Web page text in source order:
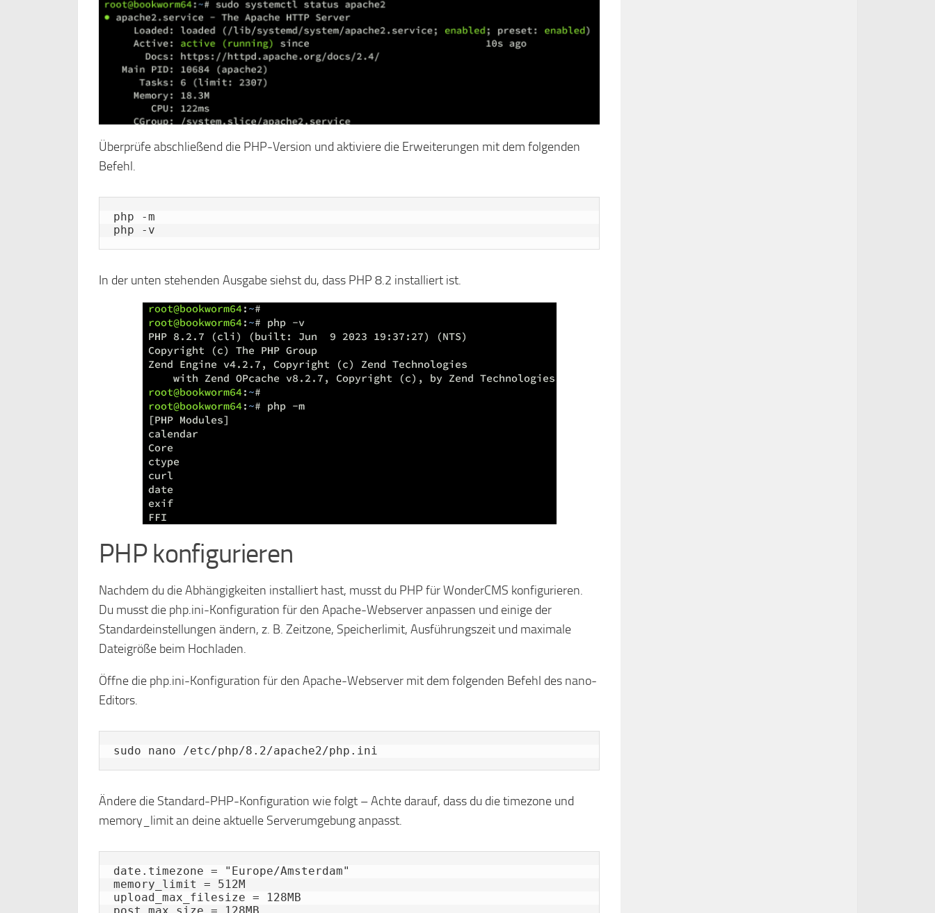
Überprüfe abschließend die PHP-Version und aktiviere die Erweiterungen mit dem folgenden
Befehl.
php -m
php -v
In der unten stehenden Ausgabe siehst du, dass PHP 8.2 installiert ist.
PHP konfigurieren
Nachdem du die Abhängigkeiten installiert hast, musst du PHP für WonderCMS konfigurieren.
Du musst die php.ini-Konfiguration für den Apache-Webserver anpassen und einige der
Standardeinstellungen ändern, z. B. Zeitzone, Speicherlimit, Ausführungszeit und maximale
Dateigröße beim Hochladen.
Öffne die php.ini-Konfiguration für den Apache-Webserver mit dem folgenden Befehl des nano-
Editors.
sudo nano /etc/php/8.2/apache2/php.ini
Ändere die Standard-PHP-Konfiguration wie folgt – Achte darauf, dass du die timezone und
memory_limit an deine aktuelle Serverumgebung anpasst.
date.timezone = "Europe/Amsterdam"
memory_limit = 512M
upload_max_filesize = 128MB